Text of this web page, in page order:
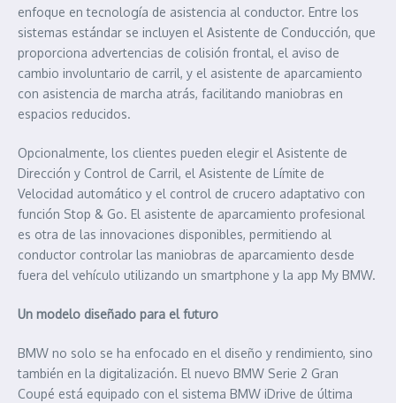
enfoque en tecnología de asistencia al conductor. Entre los
sistemas estándar se incluyen el Asistente de Conducción, que
proporciona advertencias de colisión frontal, el aviso de
cambio involuntario de carril, y el asistente de aparcamiento
con asistencia de marcha atrás, facilitando maniobras en
espacios reducidos.
Opcionalmente, los clientes pueden elegir el Asistente de
Dirección y Control de Carril, el Asistente de Límite de
Velocidad automático y el control de crucero adaptativo con
función Stop & Go. El asistente de aparcamiento profesional
es otra de las innovaciones disponibles, permitiendo al
conductor controlar las maniobras de aparcamiento desde
fuera del vehículo utilizando un smartphone y la app My BMW.
Un modelo diseñado para el futuro
BMW no solo se ha enfocado en el diseño y rendimiento, sino
también en la digitalización. El nuevo BMW Serie 2 Gran
Coupé está equipado con el sistema BMW iDrive de última